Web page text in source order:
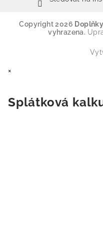
Copyright 2026
vyhrazena.
×
Splátková